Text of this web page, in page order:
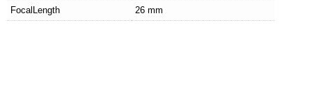
FocalLength
26 mm